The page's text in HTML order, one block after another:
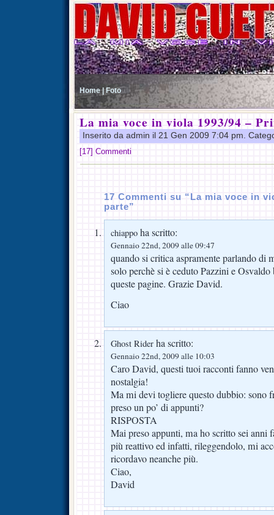
Home | Foto
La mia voce in viola 1993/94 –
Inserito da admin il 21 Gen 2009 7:04 pm.
[17] Commenti
17 Commenti su “La mia voce in
parte”
chiappo ha scritto:
Gennaio 22nd, 2009 alle 09:47
quando si critica aspramente parlando di
solo perchè si è ceduto Pazzini e
queste pagine. Grazie David.
Ciao
Ghost Rider ha scritto:
Gennaio 22nd, 2009 alle 10:03
Caro David, questi tuoi racconti fanno
nostalgia!
Ma mi devi togliere questo dubbio: sono
preso un po’ di appunti?
RISPOSTA
Mai preso appunti, ma ho scritto sei anni
più reattivo ed infatti, rileggendolo, mi
ricordavo neanche più.
Ciao,
David